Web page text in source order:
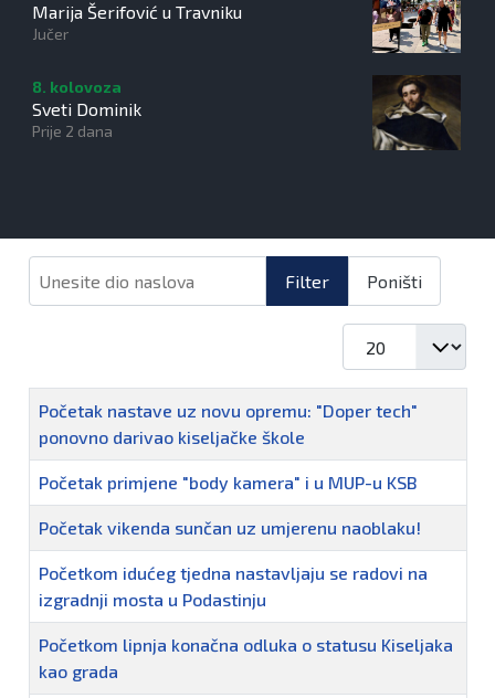
Marija Šerifović u Travniku
Jučer
8. kolovoza
Sveti Dominik
Prije 2 dana
Filter Poništi
Naziv
Početak nastave uz novu opremu: "Doper tech"
ponovno darivao kiseljačke škole
Početak primjene "body kamera" i u MUP-u KSB
Početak vikenda sunčan uz umjerenu naoblaku!
Početkom idućeg tjedna nastavljaju se radovi na
izgradnji mosta u Podastinju
Početkom lipnja konačna odluka o statusu Kiseljaka
kao grada